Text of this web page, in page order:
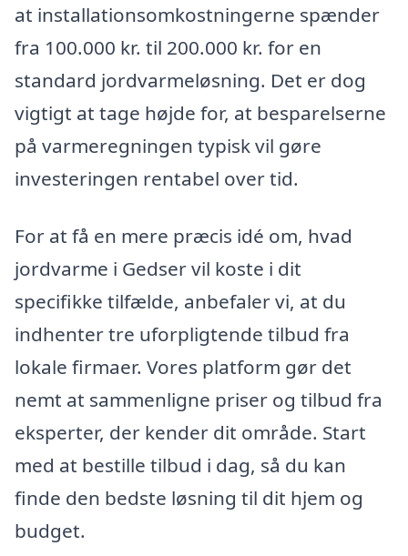
at installationsomkostningerne spænder
fra 100.000 kr. til 200.000 kr. for en
standard jordvarmeløsning. Det er dog
vigtigt at tage højde for, at besparelserne
på varmeregningen typisk vil gøre
investeringen rentabel over tid.
For at få en mere præcis idé om, hvad
jordvarme i Gedser vil koste i dit
specifikke tilfælde, anbefaler vi, at du
indhenter tre uforpligtende tilbud fra
lokale firmaer. Vores platform gør det
nemt at sammenligne priser og tilbud fra
eksperter, der kender dit område. Start
med at bestille tilbud i dag, så du kan
finde den bedste løsning til dit hjem og
budget.